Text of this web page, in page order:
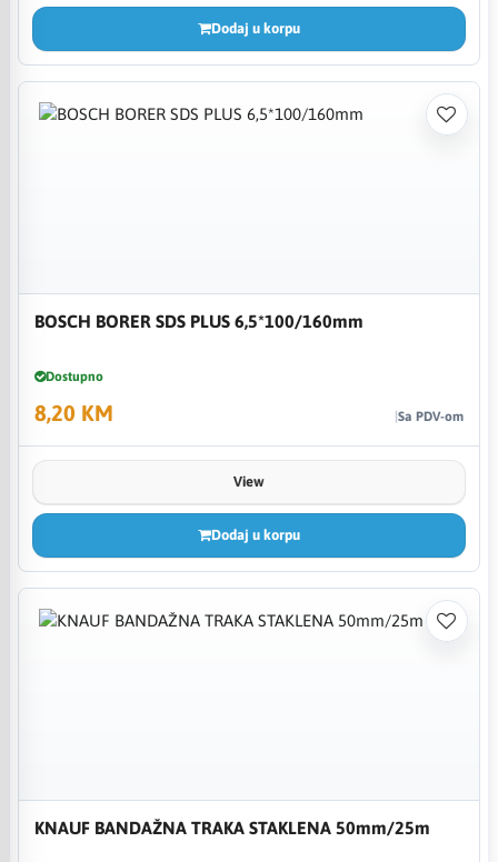
Dodaj u korpu
BOSCH BORER SDS PLUS 6,5*100/160mm
Dostupno
8,20 KM Sa PDV-om
View
Dodaj u korpu
KNAUF BANDAŽNA TRAKA STAKLENA 50mm/25m